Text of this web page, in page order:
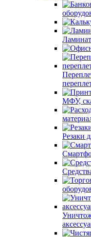
МФУ,
Резаки